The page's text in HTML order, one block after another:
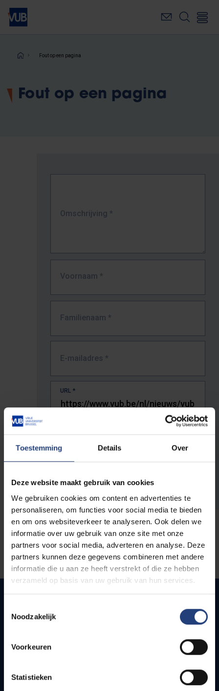
Toestemming Details Over
Deze website maakt gebruik van cookies
We gebruiken cookies om content en advertenties te
personaliseren, om functies voor social media te bieden
en om ons websiteverkeer te analyseren. Ook delen we
informatie over uw gebruik van onze site met onze
partners voor social media, adverteren en analyse. Deze
partners kunnen deze gegevens combineren met andere
informatie die u aan ze heeft verstrekt of die ze hebben
verzameld op basis van uw gebruik van hun services.
Noodzakelijk
Voorkeuren
Statistieken
Overslaan
naar
inhoudKruimelpad
Fout op een pagina
Fout op een pagina
Omschrijving *
Voornaam *
Familienaam *
E-mailadres *
URL *
De volledige URL van de pagina waar je de fout zag.
Snel naar
Bereikbaarheid